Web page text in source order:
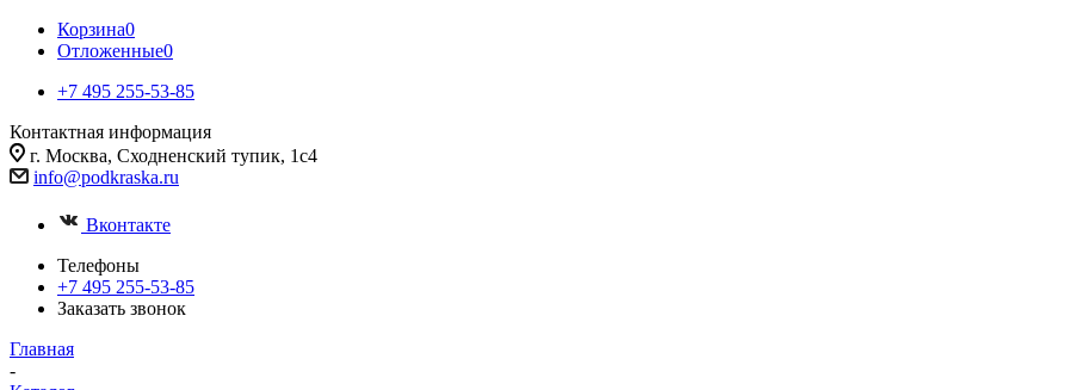
Корзина0
Отложенные0
+7 495 255-53-85
Контактная информация
г. Москва, Сходненский тупик, 1с4
info@podkraska.ru
Вконтакте
Телефоны
+7 495 255-53-85
Заказать звонок
Главная
-